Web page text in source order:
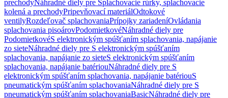
prechodyNáhradné diely pre Splachovacie rúrky, splachovacie
kolená a prechodyPripevňovací materiálOdtokové
ventilyRozdeľovač splachovaniaPrípojky zariadeníOvládania
splachovania pisoárovPodomietkovéNáhradné diely pre
PodomietkovéS elektronickým spúšťaním splachovania, napájanie
zo sieteNáhradné diely pre S elektronickým spúšťaním
splachovania, napájanie zo sieteS elektronickým spúšťaním
splachovania, napájanie batériouNáhradné diely pre S
elektronickým spúšťaním splachovania, napájanie batériouS
pneumatickým spúšťaním splachovaniaNáhradné diely pre S
pneumatickým spúšťaním splachovaniaBasicNáhradné diely pre